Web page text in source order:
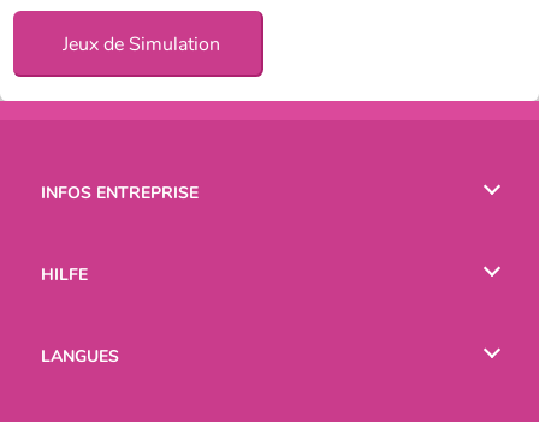
Jeux de Simulation
INFOS ENTREPRISE
HILFE
LANGUES